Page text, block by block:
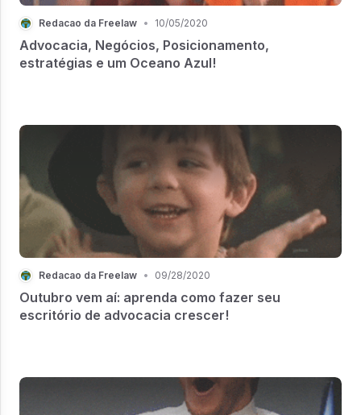
Redacao da Freelaw • 10/05/2020
Advocacia, Negócios, Posicionamento,
estratégias e um Oceano Azul!
Redacao da Freelaw • 09/28/2020
Outubro vem aí: aprenda como fazer seu
escritório de advocacia crescer!